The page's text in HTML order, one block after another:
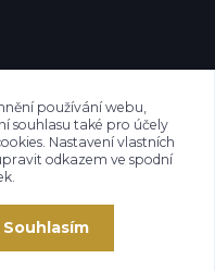
používání webu,
souhlasu také pro účely
Nastavení vlastních
odkazem ve spodní
Souhlasím